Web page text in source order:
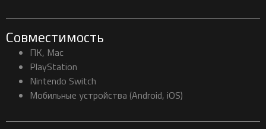
Совместимость
ПК, Mac
PlayStation
Nintendo Switch
Мобильные устройства (Android, iOS)